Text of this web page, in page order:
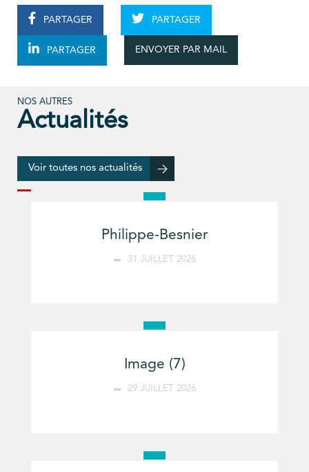
PARTAGER PARTAGER
PARTAGER ENVOYER PAR MAIL
NOS AUTRES
Actualités
Voir toutes nos actualités
Philippe-Besnier
31 JUILLET 2026
Image (7)
29 JUILLET 2026